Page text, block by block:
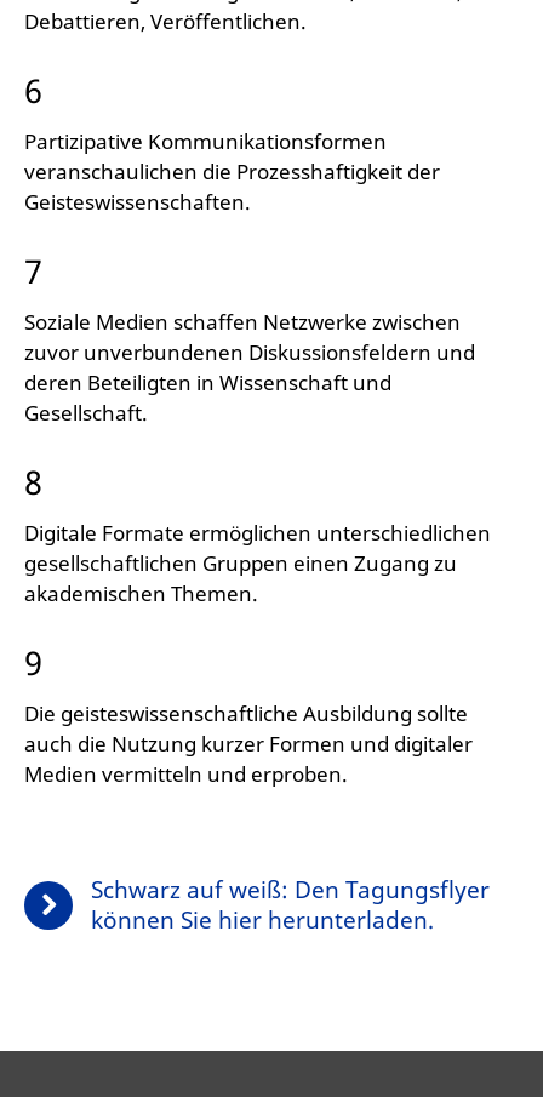
Debattieren, Veröffentlichen.
6
Partizipative Kommunikationsformen
veranschaulichen die Prozesshaftigkeit der
Geisteswissenschaften.
7
Soziale Medien schaffen Netzwerke zwischen
zuvor unverbundenen Diskussionsfeldern und
deren Beteiligten in Wissenschaft und
Gesellschaft.
8
Digitale Formate ermöglichen unterschiedlichen
gesellschaftlichen Gruppen einen Zugang zu
akademischen Themen.
9
Die geisteswissenschaftliche Ausbildung sollte
auch die Nutzung kurzer Formen und digitaler
Medien vermitteln und erproben.
Schwarz auf weiß: Den Tagungsflyer
können Sie hier herunterladen.